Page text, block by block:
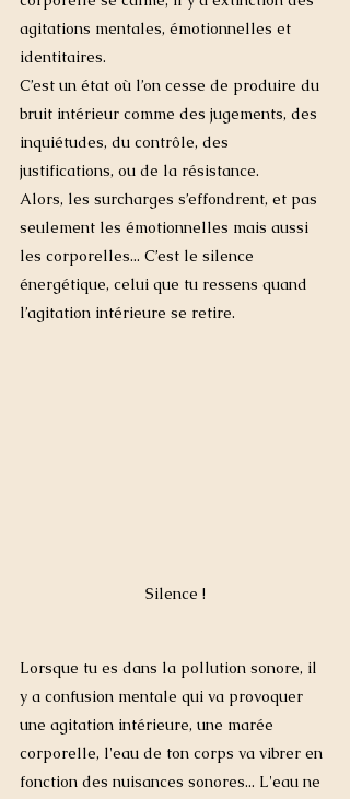
agitations mentales, émotionnelles et
identitaires.
C’est un état où l’on cesse de produire du
bruit intérieur comme des jugements, des
inquiétudes, du contrôle, des
justifications, ou de la résistance.
Alors, les surcharges s’effondrent, et pas
seulement les émotionnelles mais aussi
les corporelles... C’est le silence
énergétique, celui que tu ressens quand
l’agitation intérieure se retire.
Silence !
Lorsque tu es dans la pollution sonore, il
y a confusion mentale qui va provoquer
une agitation intérieure, une marée
corporelle, l'eau de ton corps va vibrer en
fonction des nuisances sonores... L'eau ne